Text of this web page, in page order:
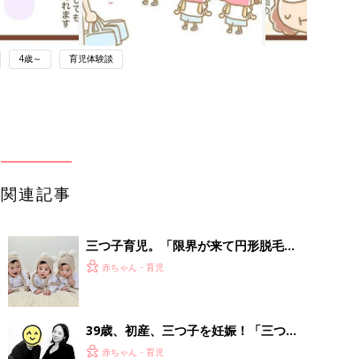
4歳～ 育児体験談
関連記事
三つ子育児。「限界が来て円形脱毛
に」…でも、三つ子だからこそ生まれ
赤ちゃん・育児
39歳、初産、三つ子を妊娠！「三つ子
を無事に産んだ前例がない」とクリニ
赤ちゃん・育児